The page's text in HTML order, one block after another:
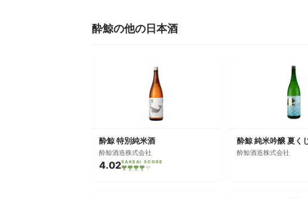
酔鯨の他の日本酒
酔鯨 特別純米酒
酔鯨酒造株式会社
4.02SAKEAI SCORE
酔鯨 純米吟醸 夏く
酔鯨酒造株式会社